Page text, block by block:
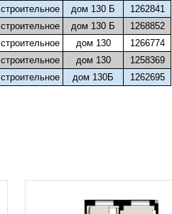
строительное дом 130 Б
1262841
строительное дом 130 Б
1268852
строительное дом 130
1266774
строительное дом 130
1258369
строительное дом 130Б 1262695